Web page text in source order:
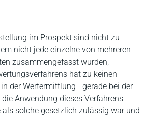
im Prospekt sind nicht zu
nicht jede einzelne von mehreren
zusammengefasst wurden,
hat zu keinen
der Wertermittlung - gerade bei der
Anwendung dieses Verfahrens
solche gesetzlich zulässig war und